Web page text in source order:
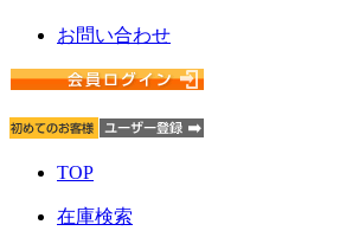
お問い合わせ
TOP
在庫検索